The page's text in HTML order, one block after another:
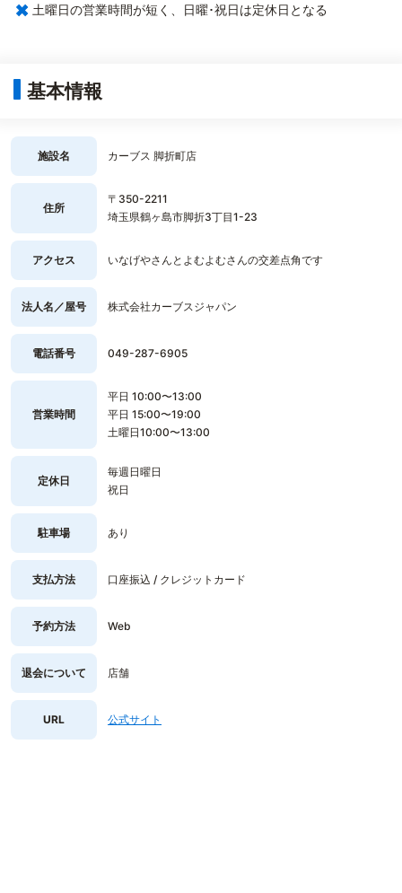
× 土曜日の営業時間が短く、日曜･祝日は定休日となる
基本情報
施設名 カーブス 脚折町店
住所
〒350-2211
埼玉県鶴ヶ島市脚折3丁目1-23
アクセス いなげやさんとよむよむさんの交差点角です
法人名／屋号 株式会社カーブスジャパン
電話番号 049-287-6905
営業時間
平日 10:00〜13:00
平日 15:00〜19:00
土曜日10:00〜13:00
定休日
毎週日曜日
祝日
駐車場 あり
支払方法 口座振込 / クレジットカード
予約方法 Web
退会について 店舗
URL 公式サイト